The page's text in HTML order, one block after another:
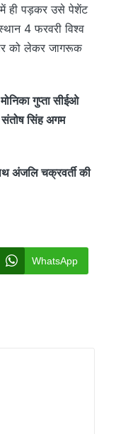
ही पड़कर उसे पेशेंट
4 फरवरी विश्व
को लेकर जागरूक
गुप्ता सीईओ
संतोष सिंह अगम
अंजलि चक्रवर्ती की
WhatsApp